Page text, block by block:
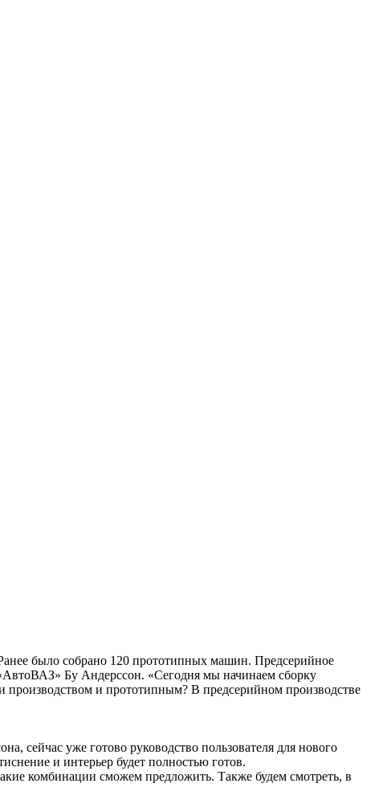
было собрано 120 прототипных машин. Предсерийное
Бу Андерссон. «Сегодня мы начинаем сборку
и прототипным? В предсерийном производстве
сейчас уже готово руководство пользователя для нового
и интерьер будет полностью готов.
комбинации сможем предложить. Также будем смотреть, в